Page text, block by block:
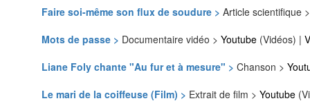
Faire soi-même son flux de soudure > Article scientifique
Mots de passe > Documentaire vidéo > Youtube (Vidéos) |
Liane Foly chante "Au fur et à mesure" > Chanson >
Le mari de la coiffeuse (Film) > Extrait de film > Youtube